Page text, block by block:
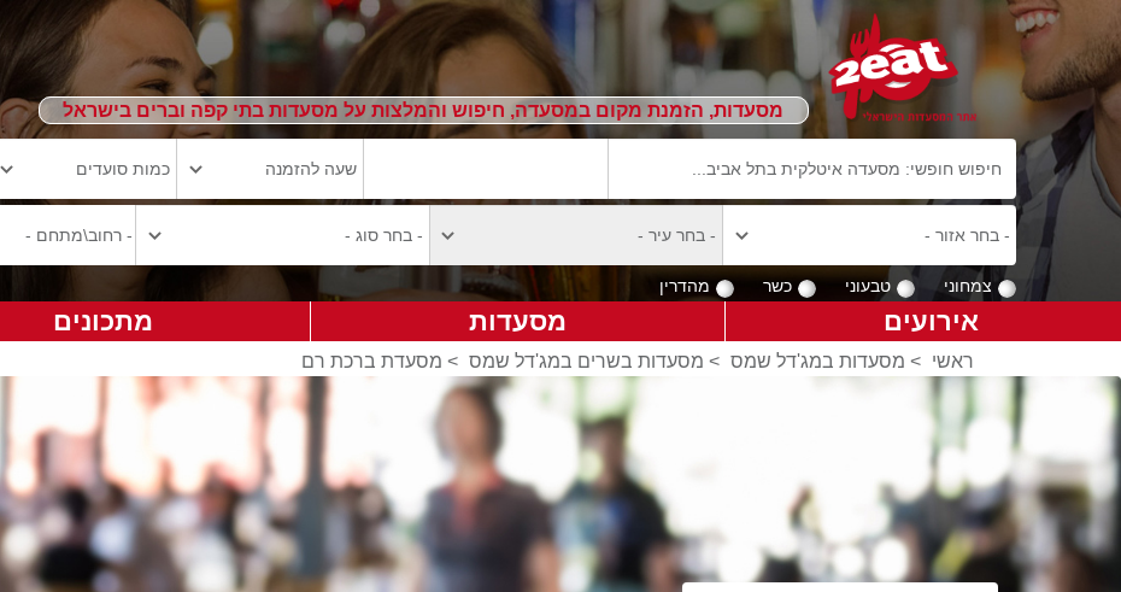
מסעדות, הזמנת מקום במסעדה, חיפוש והמלצות על מסעדות בתי קפה וברים בישראל
צמחוני טבעוני כשר מהדרין
אירועים מסעדות מתכונים
ראשי > מסעדות במג'דל שמס > מסעדות בשרים במג'דל שמס > מסעדת ברכת רם